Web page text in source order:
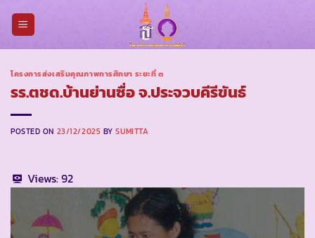
โครงการส่งเสริมคุณภาพการศึกษา ระยะที่ ๓
รร.ตชด.บ้านย่านซื่อ จ.ประจวบคีรีขันธ์
POSTED ON 23/12/2025 BYSUMITTA
Views:92